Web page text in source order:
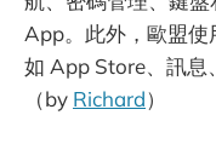
App。此外，歐盟使
如 App Store、訊息
（by Richard）